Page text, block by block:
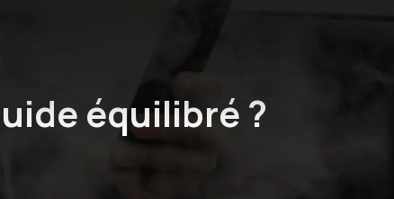
équilibré ?